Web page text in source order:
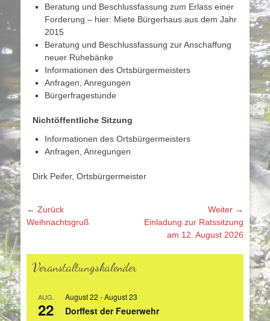
Beratung und Beschlussfassung zum Erlass einer
Forderung – hier: Miete Bürgerhaus aus dem Jahr
2015
Beratung und Beschlussfassung zur Anschaffung
neuer Ruhebänke
Informationen des Ortsbürgermeisters
Anfragen, Anregungen
Bürgerfragestunde
Nichtöffentliche Sitzung
Informationen des Ortsbürgermeisters
Anfragen, Anregungen
Dirk Peifer, Ortsbürgermeister
Beitragsnavigation
← Zurück
Vorhergehender
Weihnachtsgruß
Weiter →
Nächster
Einladung zur Ratssitzung
am 12. August 2026
Veranstaltungskalender
AUG.
22
August 22 -August 23
Dorffest der Feuerwehr